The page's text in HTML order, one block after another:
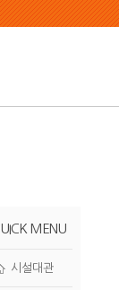
MENU
시설대관